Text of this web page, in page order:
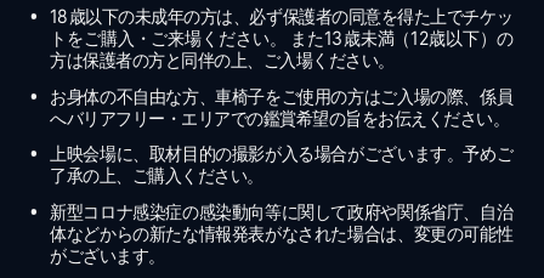
18歳以下の未成年の方は、必ず保護者の同意を得た上でチケッ
トをご購入・ご来場ください。 また13歳未満（12歳以下）の
方は保護者の方と同伴の上、ご入場ください。
お身体の不自由な方、車椅子をご使用の方はご入場の際、係員
へバリアフリー・エリアでの鑑賞希望の旨をお伝えください。
上映会場に、取材目的の撮影が入る場合がございます。予めご
了承の上、ご購入ください。
新型コロナ感染症の感染動向等に関して政府や関係省庁、自治
体などからの新たな情報発表がなされた場合は、変更の可能性
がございます。